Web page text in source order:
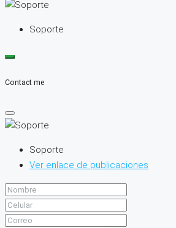
Soporte
Contact me
Soporte
Ver enlace de publicaciones